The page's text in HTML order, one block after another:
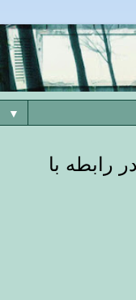
▼
رابطه با